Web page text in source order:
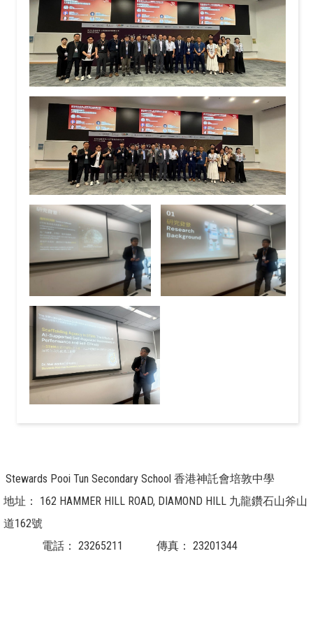
Stewards Pooi Tun Secondary School 香港神託會培敦中學
地址：
162 HAMMER HILL ROAD, DIAMOND HILL 九龍鑽石山斧山
道162號
電話： 23265211 傳真： 23201344